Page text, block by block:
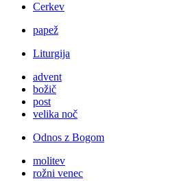
Cerkev
papež
Liturgija
advent
božič
post
velika noč
Odnos z Bogom
molitev
rožni venec